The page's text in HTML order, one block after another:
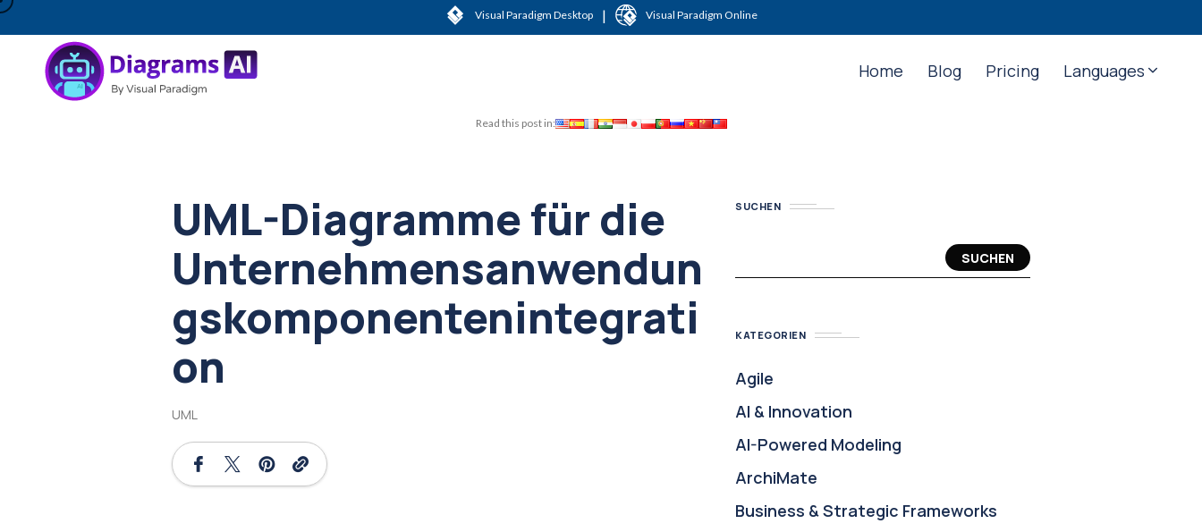
Visual Paradigm Desktop | Visual Paradigm Online
Home Blog Pricing Languages
Read this post in:
UML-Diagramme für die
Unternehmensanwendun
gskomponentenintegrati
on
UML
SUCHEN
SUCHEN
KATEGORIEN
Agile
AI & Innovation
AI-Powered Modeling
ArchiMate
Business & Strategic Frameworks